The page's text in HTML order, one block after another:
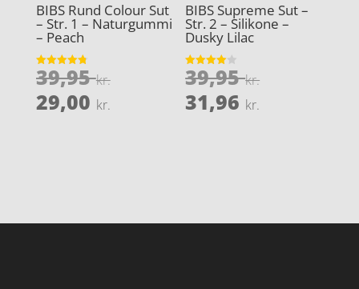
BIBS Rund Colour Sut
– Str. 1 – Naturgummi
– Peach
Vurderet
4.8
39,95kr.Den
oprindelige
pris
29,00 kr.
BIBS Supreme Sut –
Str. 2 – Silikone –
Dusky Lilac
Vurderet
4
39,95kr.Den
31,96 kr.